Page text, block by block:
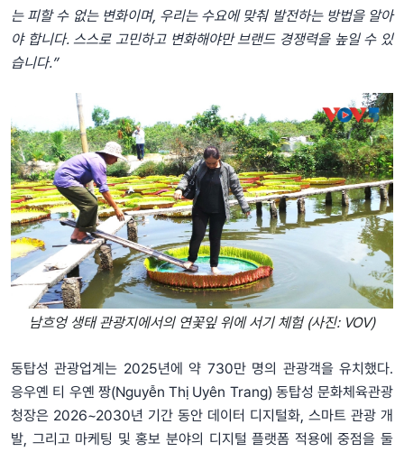
는 피할 수 없는 변화이며, 우리는 수요에 맞춰 발전하는 방법을 알아
야 합니다. 스스로 고민하고 변화해야만 브랜드 경쟁력을 높일 수 있
습니다.”
남흐엉 생태 관광지에서의 연꽃잎 위에 서기 체험 (사진: VOV)
동탑성 관광업계는 2025년에 약 730만 명의 관광객을 유치했다.
응우옌 티 우옌 짱(Nguyễn Thị Uyên Trang) 동탑성 문화체육관광
청장은 2026~2030년 기간 동안 데이터 디지털화, 스마트 관광 개
발, 그리고 마케팅 및 홍보 분야의 디지털 플랫폼 적용에 중점을 둘